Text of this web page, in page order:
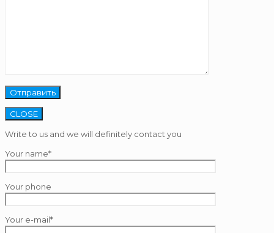
CLOSE
Write to us and we will definitely contact you
Your name*
Your phone
Your e-mail*